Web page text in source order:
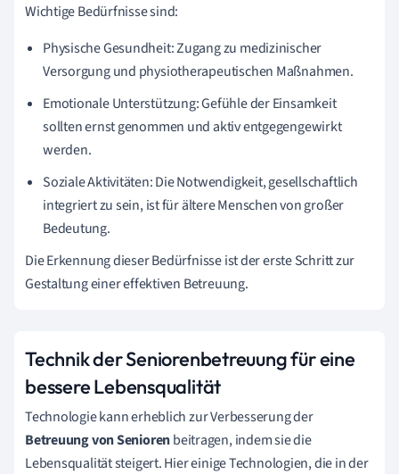
Wichtige Bedürfnisse sind:
Physische Gesundheit: Zugang zu medizinischer
Versorgung und physiotherapeutischen Maßnahmen.
Emotionale Unterstützung: Gefühle der Einsamkeit
sollten ernst genommen und aktiv entgegengewirkt
werden.
Soziale Aktivitäten: Die Notwendigkeit, gesellschaftlich
integriert zu sein, ist für ältere Menschen von großer
Bedeutung.
Die Erkennung dieser Bedürfnisse ist der erste Schritt zur
Gestaltung einer effektiven Betreuung.
Technik der Seniorenbetreuung für eine
bessere Lebensqualität
Technologie kann erheblich zur Verbesserung der
Betreuung von Seniorenbeitragen, indem sie die
Lebensqualität steigert. Hier einige Technologien, die in der